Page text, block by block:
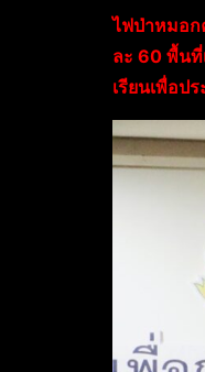
ไฟป่าหมอก
ละ 60 พื้นที่
เรียนเพื่อป